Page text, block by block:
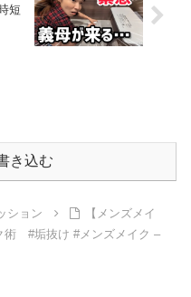
短
き込む
ション
【メンズメイ
術 #垢抜け #メンズメイク –